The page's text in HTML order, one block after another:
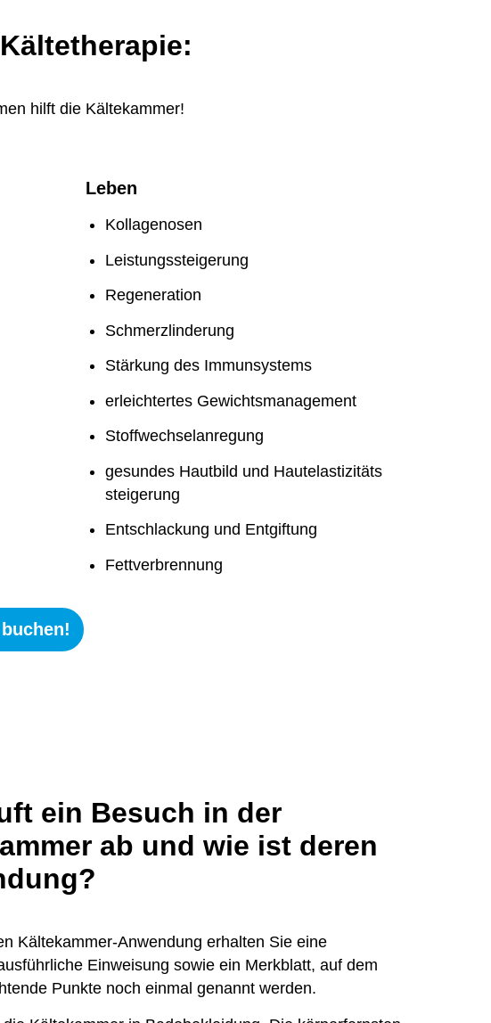
hilft die Kältekammer!
Leben
Kollagenosen
Leistungssteigerung
Regeneration
Schmerzlinderung
Stärkung des Immunsystems
erleichtertes Gewichtsmanagement
Stoffwechselanregung
gesundes Hautbild und Hautelastizitäts
steigerung
Entschlackung und Entgiftung
Fettverbrennung
ein Besuch in der
ab und wie ist deren
Kältekammer-Anwendung erhalten Sie eine
Einweisung sowie ein Merkblatt, auf dem
Punkte noch einmal genannt werden.